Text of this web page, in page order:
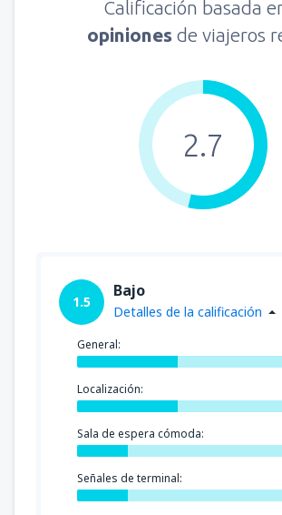
Calificación basada
opiniones de viajeros
2.7
1.5
Bajo
Detalles de la calificación
General:
Localización:
Sala de espera cómoda:
Señales de terminal: